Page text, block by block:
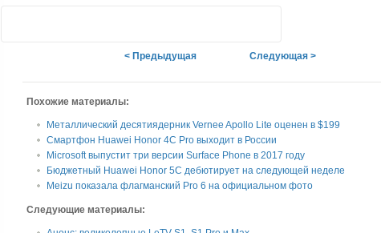
< Предыдущая Следующая >
Похожие материалы:
Металлический десятиядерник Vernee Apollo Lite оценен в $199
Смартфон Huawei Honor 4C Pro выходит в России
Microsoft выпустит три версии Surface Phone в 2017 году
Бюджетный Huawei Honor 5C дебютирует на следующей неделе
Meizu показала флагманский Pro 6 на официальном фото
Следующие материалы: